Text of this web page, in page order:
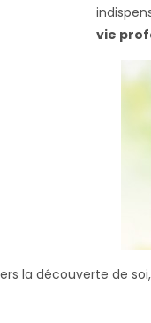
vie
la découverte de